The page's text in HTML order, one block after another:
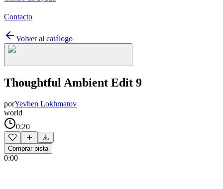
Contacto
Volver al catálogo
Thoughtful Ambient Edit 9
porYevhen Lokhmatov
world
0:20
Comprar pista
0:00